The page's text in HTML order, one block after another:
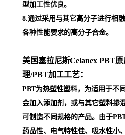
型加工性优良。
8.通过采用与其它高分子进行相
各种性能要求的高分子合金。
美国塞拉尼斯Celanex PBT
理/PBT加工工艺：
PBT为热塑性塑料，为适用于不
会加入添加剂，或与其它塑料掺
可制造不同规格的产品。由于
药品性、电气特性佳、吸水性小